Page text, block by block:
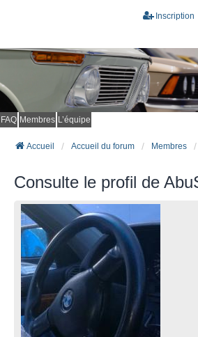
Inscription
FAQ Membres L’équipe
Accueil Accueil du forum Membres
Consulte le profil de